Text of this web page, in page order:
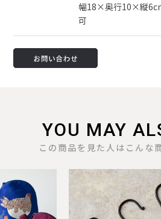
幅18×奥行10×縦
可
YOU MAY
この商品を見た人はこんな